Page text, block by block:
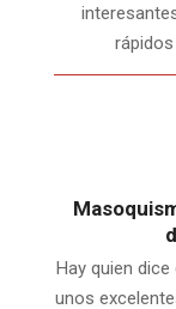
Hay quien
unos